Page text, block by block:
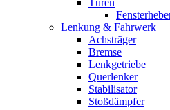
Türen
Lenkung & Fahrwerk
Achsträger
Bremse
Lenkgetriebe
Querlenker
Stabilisator
Stoßdämpfer